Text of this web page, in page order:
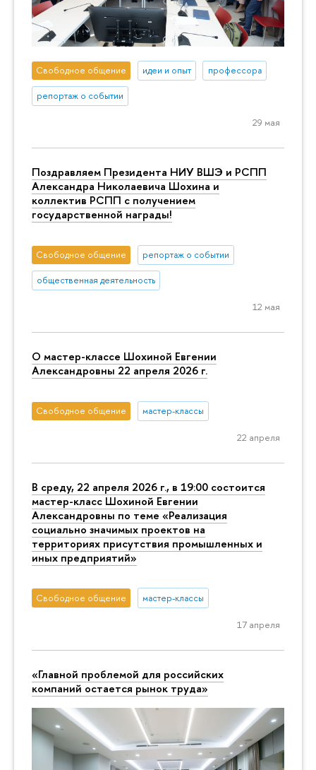
Свободное общение идеи и опыт профессора
репортаж о событии
29 мая
Поздравляем Президента НИУ ВШЭ и РСПП
Александра Николаевича Шохина и
коллектив РСПП с получением
государственной награды!
Свободное общение репортаж о событии
общественная деятельность
12 мая
О мастер-классе Шохиной Евгении
Александровны 22 апреля 2026 г.
Свободное общение мастер-классы
22 апреля
В среду, 22 апреля 2026 г., в 19:00 состоится
мастер-класс Шохиной Евгении
Александровны по теме «Реализация
социально значимых проектов на
территориях присутствия промышленных и
иных предприятий»
Свободное общение мастер-классы
17 апреля
«Главной проблемой для российских
компаний остается рынок труда»